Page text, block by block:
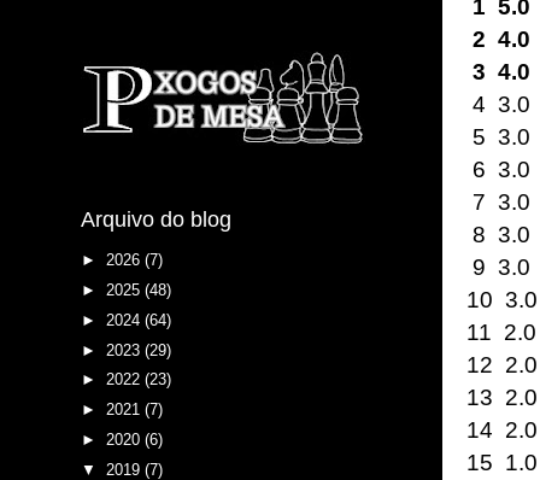
1
2
3 4.0
4
5
6 3.0
7
8
9
10
11
12
13
14
15
Arquivo do blog
► 2026 (7)
► 2025 (48)
► 2024 (64)
► 2023 (29)
► 2022 (23)
► 2021 (7)
► 2020 (6)
▼ 2019 (7)